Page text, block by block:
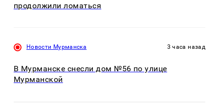
продолжили ломаться
Новости Мурманска 3 часа назад
В Мурманске снесли дом №56 по улице
Мурманской